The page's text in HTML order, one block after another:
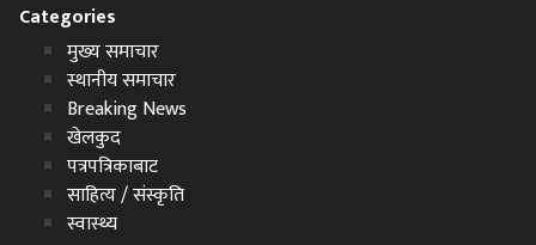
Categories
मुख्य समाचार
स्थानीय समाचार
Breaking News
खेलकुद
पत्रपत्रिकाबाट
साहित्य / संस्कृति
स्वास्थ्य